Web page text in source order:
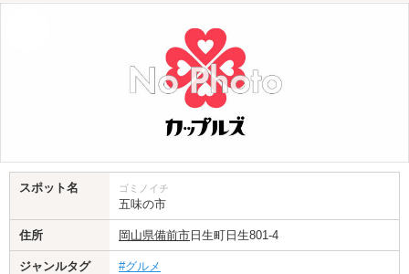
スポット名 ゴミノイチ
五味の市
住所 岡山県備前市日生町日生801-4
ジャンルタグ #グルメ